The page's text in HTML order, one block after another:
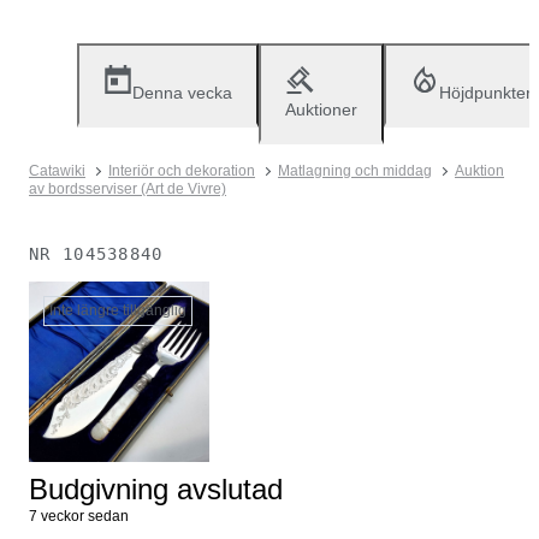
Denna vecka
Auktioner
Höjdpunkter
Catawiki Interiör och dekoration Matlagning och middag
Auktion
av bordsserviser (Art de Vivre)
NR 104538840
Inte längre tillgänglig
Budgivning avslutad
7 veckor sedan